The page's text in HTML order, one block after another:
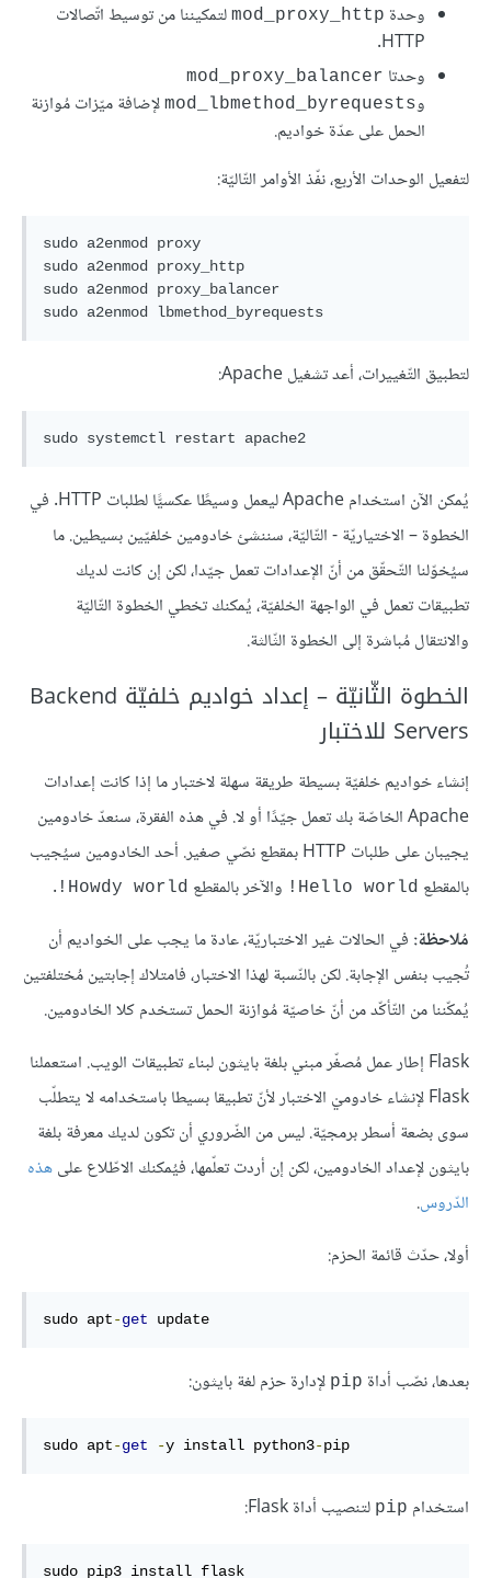
وحدة mod_proxy_http لتمكيننا من توسيط اتّصالات
HTTP.
وحدتا mod_proxy_balancer
وmod_lbmethod_byrequests لإضافة ميّزات مُوازنة
الحمل على عدّة خواديم.
لتفعيل الوحدات الأربع، نفّذ الأوامر التّاليّة:
sudo a2enmod proxy
sudo a2enmod proxy_http
sudo a2enmod proxy_balancer
sudo a2enmod lbmethod_byrequests
لتطبيق التّغييرات، أعد تشغيل Apache:
يُمكن الآن استخدام Apache ليعمل وسيطًا عكسيًّا لطلبات HTTP. في
الخطوة – الاختياريّة - التّاليّة، سننشئ خادومين خلفيّين بسيطين. ما
سيُخوّلنا التّحقّق من أنّ الإعدادات تعمل جيّدا، لكن إن كانت لديك
تطبيقات تعمل في الواجهة الخلفيّة، يُمكنك تخطي الخطوة التّاليّة
والانتقال مُباشرة إلى الخطوة الثّالثة.
الخطوة الثّانيّة – إعداد خواديم خلفيّة Backend
Servers للاختبار
إنشاء خواديم خلفيّة بسيطة طريقة سهلة لاختبار ما إذا كانت إعدادات
Apache الخاصّة بك تعمل جيّدًا أو لا. في هذه الفقرة، سنعدّ خادومين
يجيبان على طلبات HTTP بمقطع نصّي صغير. أحد الخادومين سيُجيب
بالمقطع Hello world! والآخر بالمقطع Howdy world!
.
مُلاحظة: في الحالات غير الاختباريّة، عادة ما يجب على الخواديم أن
تُجيب بنفس الإجابة. لكن بالنّسبة لهذا الاختبار، فامتلاك إجابتين مُختلفتين
يُمكّننا من التّأكّد من أنّ خاصيّة مُوازنة الحمل تستخدم كلا الخادومين.
Flask إطار عمل مُصغّر مبني بلغة بايثون لبناء تطبيقات الويب. استعملنا
Flask لإنشاء خادوميْ الاختبار لأنّ تطبيقا بسيطا باستخدامه لا يتطلّب
سوى بضعة أسطر برمجيّة. ليس من الضّروري أن تكون لديك معرفة بلغة
بايثون لإعداد الخادومين، لكن إن أردت تعلّمها، فيُمكنك الاطّلاع علىهذه
الدّروس.
أولا، حدّث قائمة الحزم:
sudo apt-get update
بعدها، نصّب أداة pip لإدارة حزم لغة بايثون:
sudo apt-get -y install python3-pip
استخدام pip لتنصيب أداة Flask:
sudo pip3 install flask